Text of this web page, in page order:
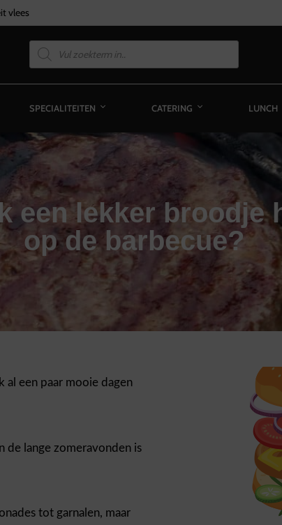
vlees
SPECIALITEITEN CATERING LUNCH
een lekker broodje
op de barbecue?
al een paar mooie dagen
de lange zomeravonden is
tot garnalen, maar